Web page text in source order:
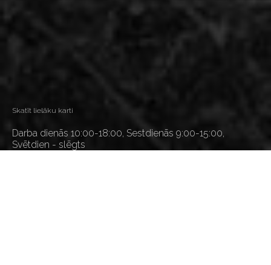
Skatīt lielāku karti
Darba dienās 10:00-18:00, Sestdienās 9:00-15:00,
Svētdien - slēgts